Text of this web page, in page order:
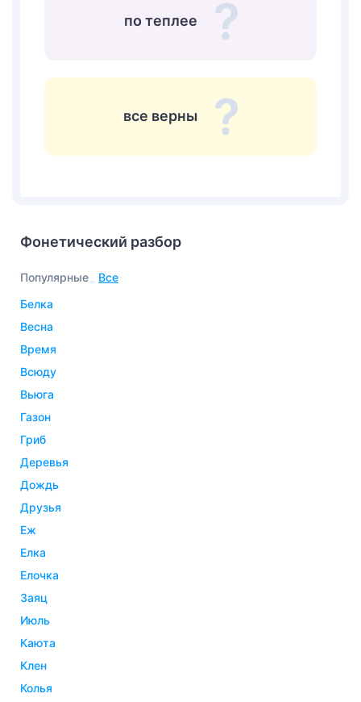
по теплее
все верны
Фонетический разбор
Популярные
Все
белка
весна
время
всюду
вьюга
газон
гриб
деревья
дождь
друзья
еж
елка
елочка
заяц
июль
каюта
клен
колья